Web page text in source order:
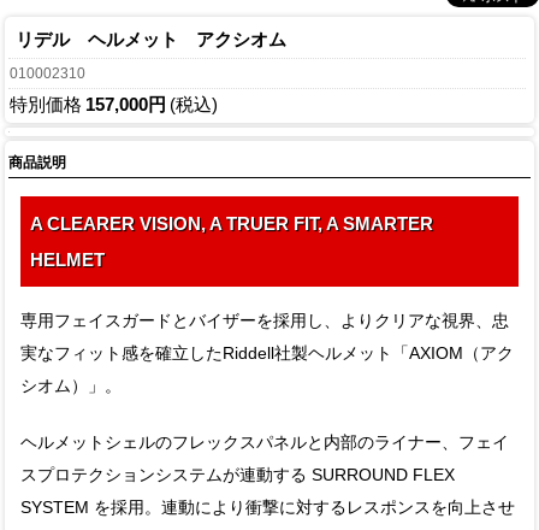
リデル ヘルメット アクシオム
010002310
特別価格 157,000円 (税込)
商品説明
A CLEARER VISION, A TRUER FIT, A SMARTER
HELMET
専用フェイスガードとバイザーを採用し、よりクリアな視界、忠
実なフィット感を確立したRiddell社製ヘルメット「AXIOM（アク
シオム）」。
ヘルメットシェルのフレックスパネルと内部のライナー、フェイ
スプロテクションシステムが連動する SURROUND FLEX
SYSTEM を採用。連動により衝撃に対するレスポンスを向上させ